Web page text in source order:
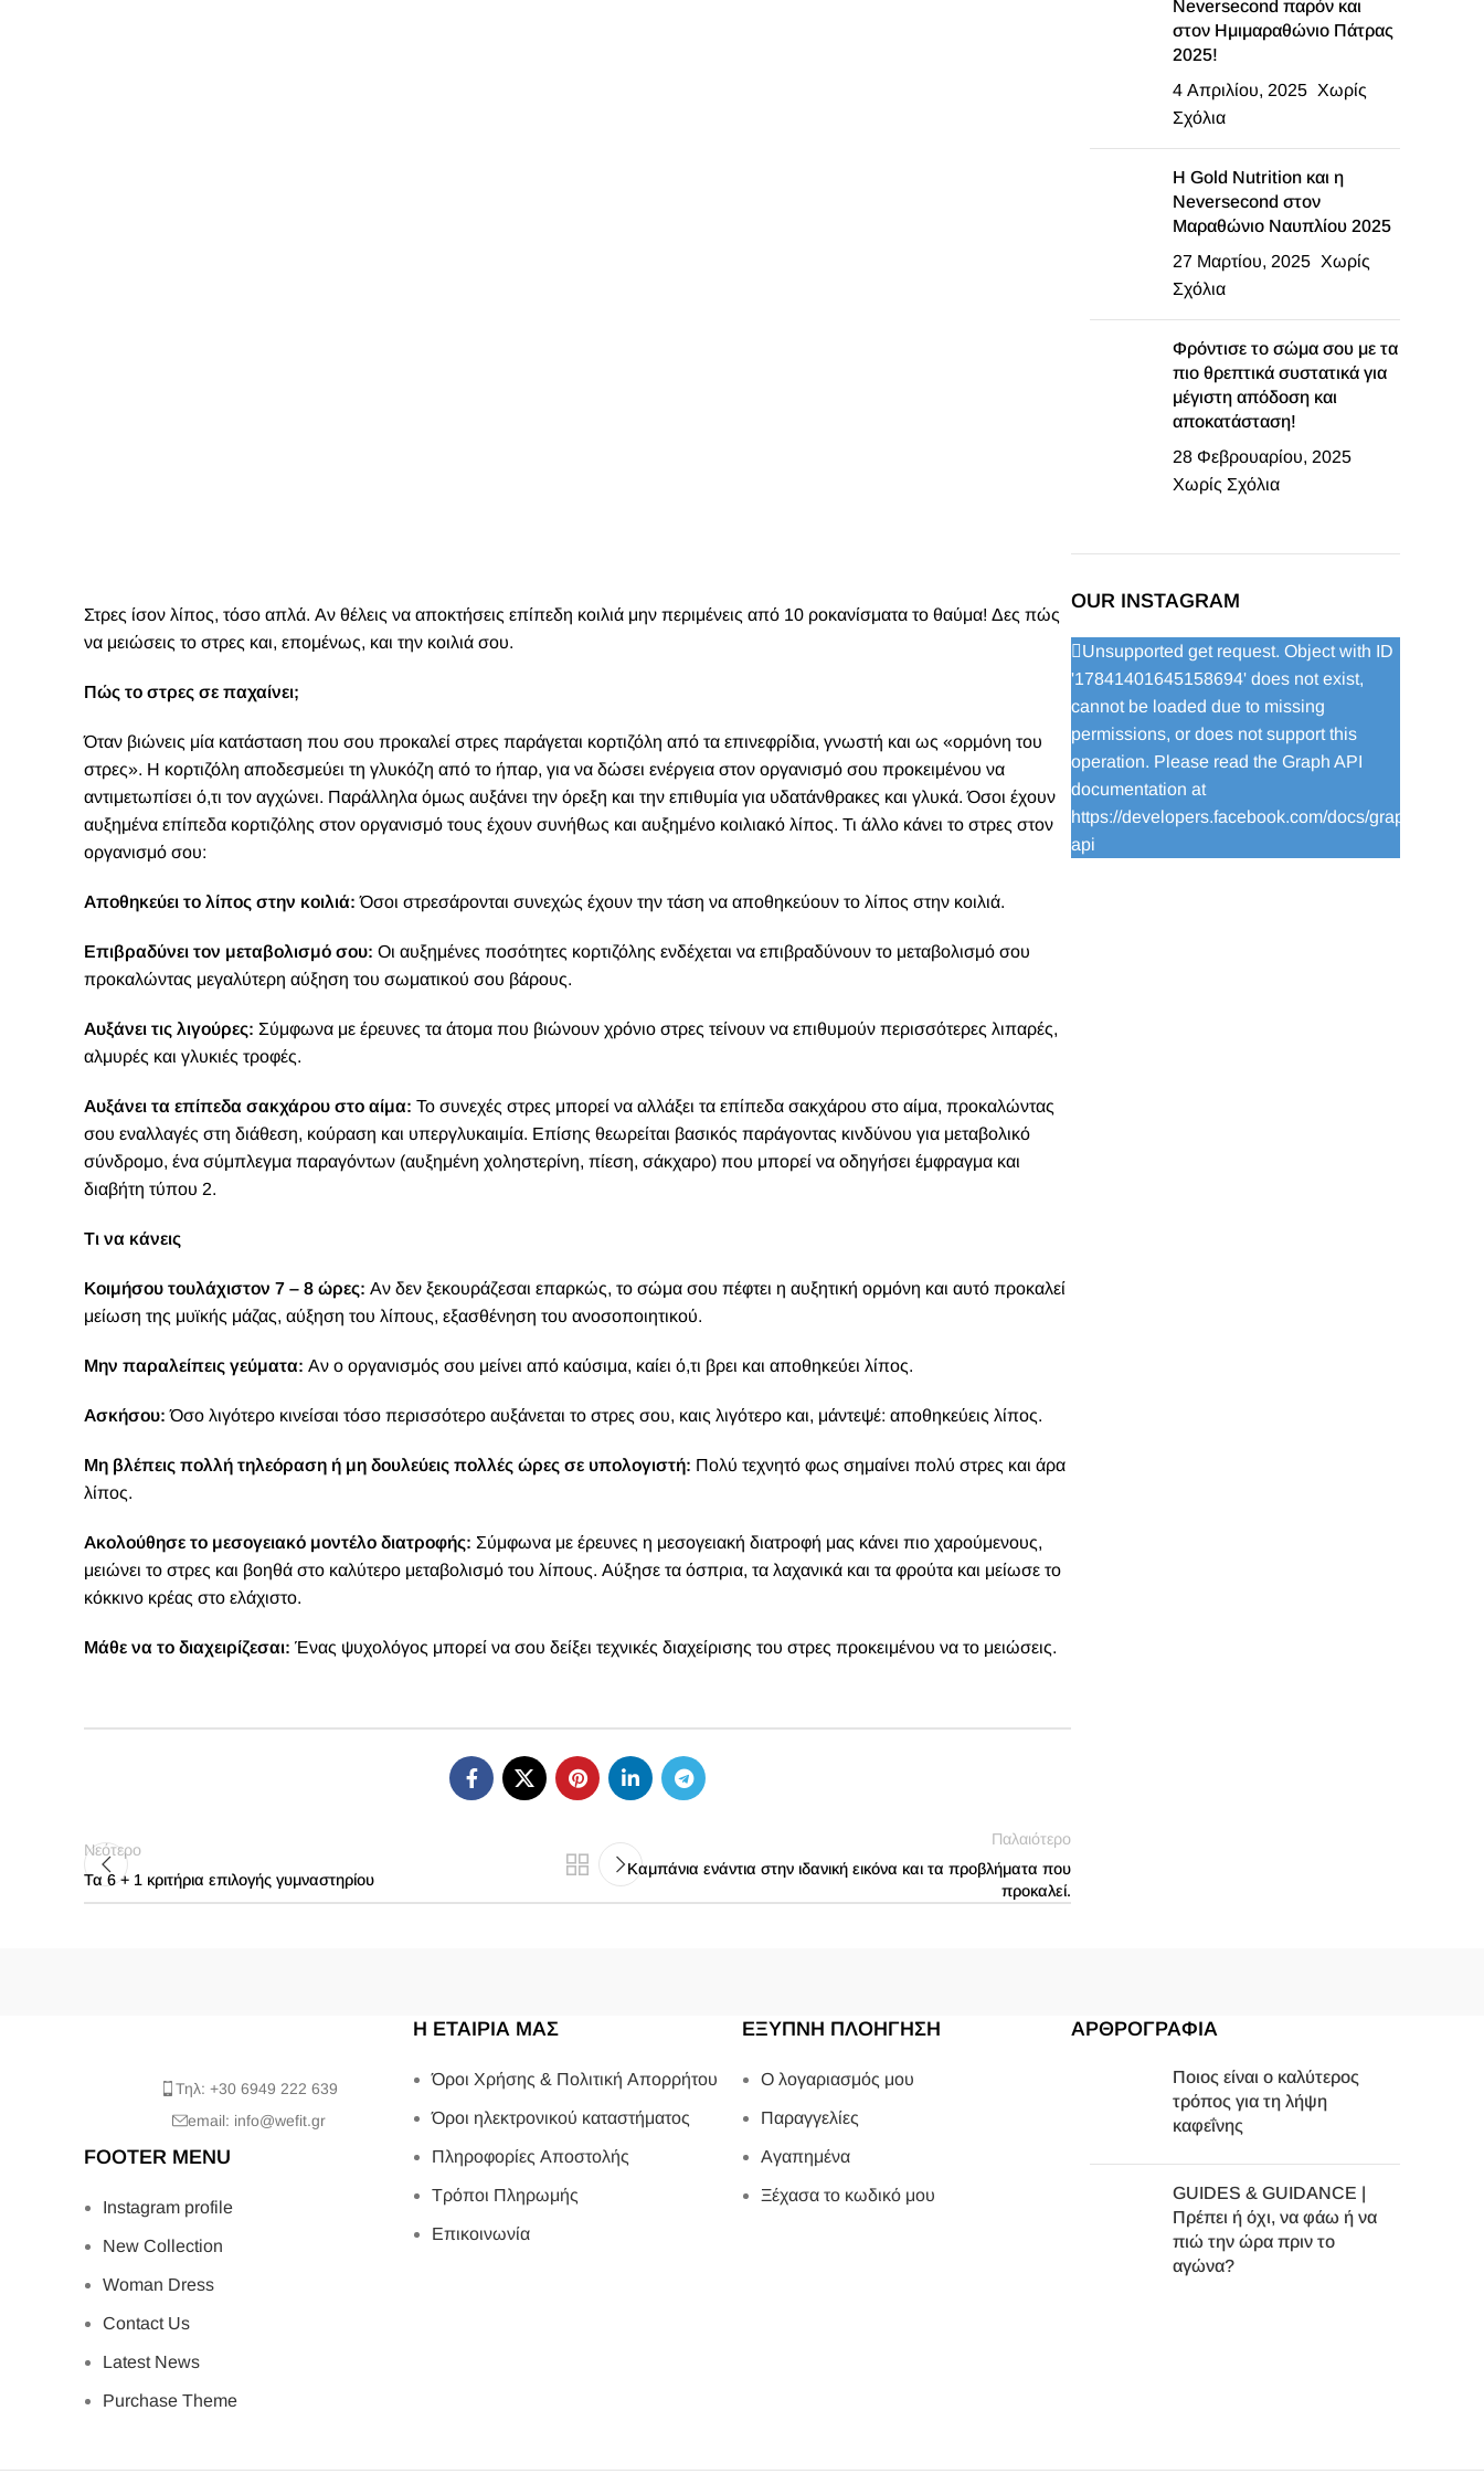
Στρες ίσον λίπος, τόσο απλά. Αν θέλεις να αποκτήσεις επίπεδη κοιλιά μην περιμένεις από 10 ροκανίσματα το θαύμα! Δες πώς
να μειώσεις το στρες και, επομένως, και την κοιλιά σου.
Πώς το στρες σε παχαίνει;
Όταν βιώνεις μία κατάσταση που σου προκαλεί στρες παράγεται κορτιζόλη από τα επινεφρίδια, γνωστή και ως «ορμόνη του
στρες». Η κορτιζόλη αποδεσμεύει τη γλυκόζη από το ήπαρ, για να δώσει ενέργεια στον οργανισμό σου προκειμένου να
αντιμετωπίσει ό,τι τον αγχώνει. Παράλληλα όμως αυξάνει την όρεξη και την επιθυμία για υδατάνθρακες και γλυκά. Όσοι έχουν
αυξημένα επίπεδα κορτιζόλης στον οργανισμό τους έχουν συνήθως και αυξημένο κοιλιακό λίπος. Τι άλλο κάνει το στρες στον
οργανισμό σου:
Αποθηκεύει το λίπος στην κοιλιά: Όσοι στρεσάρονται συνεχώς έχουν την τάση να αποθηκεύουν το λίπος στην κοιλιά.
Επιβραδύνει τον μεταβολισμό σου: Οι αυξημένες ποσότητες κορτιζόλης ενδέχεται να επιβραδύνουν το μεταβολισμό σου
προκαλώντας μεγαλύτερη αύξηση του σωματικού σου βάρους.
Αυξάνει τις λιγούρες: Σύμφωνα με έρευνες τα άτομα που βιώνουν χρόνιο στρες τείνουν να επιθυμούν περισσότερες λιπαρές,
αλμυρές και γλυκιές τροφές.
Αυξάνει τα επίπεδα σακχάρου στο αίμα: Το συνεχές στρες μπορεί να αλλάξει τα επίπεδα σακχάρου στο αίμα, προκαλώντας
σου εναλλαγές στη διάθεση, κούραση και υπεργλυκαιμία. Επίσης θεωρείται βασικός παράγοντας κινδύνου για μεταβολικό
σύνδρομο, ένα σύμπλεγμα παραγόντων (αυξημένη χοληστερίνη, πίεση, σάκχαρο) που μπορεί να οδηγήσει έμφραγμα και
διαβήτη τύπου 2.
Τι να κάνεις
Κοιμήσου τουλάχιστον 7 – 8 ώρες: Αν δεν ξεκουράζεσαι επαρκώς, το σώμα σου πέφτει η αυξητική ορμόνη και αυτό προκαλεί
μείωση της μυϊκής μάζας, αύξηση του λίπους, εξασθένηση του ανοσοποιητικού.
Μην παραλείπεις γεύματα: Αν ο οργανισμός σου μείνει από καύσιμα, καίει ό,τι βρει και αποθηκεύει λίπος.
Ασκήσου: Όσο λιγότερο κινείσαι τόσο περισσότερο αυξάνεται το στρες σου, καις λιγότερο και, μάντεψέ: αποθηκεύεις λίπος.
Μη βλέπεις πολλή τηλεόραση ή μη δουλεύεις πολλές ώρες σε υπολογιστή: Πολύ τεχνητό φως σημαίνει πολύ στρες και άρα
λίπος.
Ακολούθησε το μεσογειακό μοντέλο διατροφής: Σύμφωνα με έρευνες η μεσογειακή διατροφή μας κάνει πιο χαρούμενους,
μειώνει το στρες και βοηθά στο καλύτερο μεταβολισμό του λίπους. Αύξησε τα όσπρια, τα λαχανικά και τα φρούτα και μείωσε το
κόκκινο κρέας στο ελάχιστο.
Μάθε να το διαχειρίζεσαι: Ένας ψυχολόγος μπορεί να σου δείξει τεχνικές διαχείρισης του στρες προκειμένου να το μειώσεις.
Νεότερο
Τα 6 + 1 κριτήρια επιλογής γυμναστηρίου
Παλαιότερο
Καμπάνια ενάντια στην ιδανική εικόνα και τα προβλήματα που
προκαλεί.
Neversecond παρόν και
στον Ημιμαραθώνιο Πάτρας
2025!
4 Απριλίου, 2025 Χωρίς
Σχόλια
Η Gold Nutrition και η
Neversecond στον
Μαραθώνιο Ναυπλίου 2025
27 Μαρτίου, 2025 Χωρίς
Σχόλια
Φρόντισε το σώμα σου με τα
πιο θρεπτικά συστατικά για
μέγιστη απόδοση και
αποκατάσταση!
28 Φεβρουαρίου, 2025
Χωρίς Σχόλια
OUR INSTAGRAM
Unsupported get request. Object with ID
'17841401645158694' does not exist,
cannot be loaded due to missing
permissions, or does not support this
operation. Please read the Graph API
documentation at
https://developers.facebook.com/docs/graph-
api
Τηλ: +30 6949 222 639
email: info@wefit.gr
FOOTER MENU
Instagram profile
New Collection
Woman Dress
Contact Us
Latest News
Purchase Theme
Η ΕΤΑΙΡΙΑ ΜΑΣ
Όροι Χρήσης & Πολιτική Απορρήτου
Όροι ηλεκτρονικού καταστήματος
Πληροφορίες Αποστολής
Τρόποι Πληρωμής
Επικοινωνία
ΕΞΥΠΝΗ ΠΛΟΗΓΗΣΗ
Ο λογαριασμός μου
Παραγγελίες
Αγαπημένα
Ξέχασα το κωδικό μου
ΑΡΘΡΟΓΡΑΦΙΑ
Ποιος είναι ο καλύτερος
τρόπος για τη λήψη
καφεΐνης
GUIDES & GUIDANCE |
Πρέπει ή όχι, να φάω ή να
πιώ την ώρα πριν το
αγώνα?